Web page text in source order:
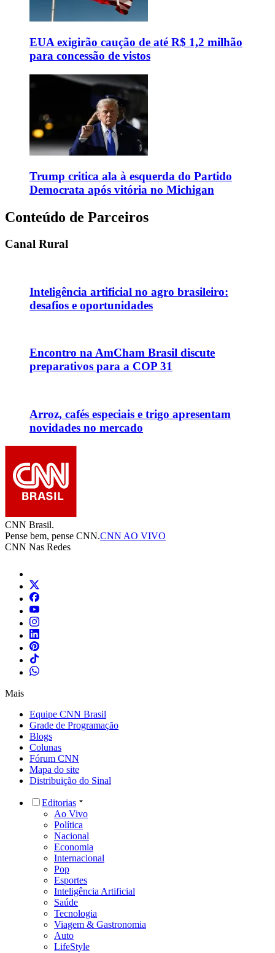
EUA exigirão caução de até R$ 1,2 milhão
para concessão de vistos
Trump critica ala à esquerda do Partido
Democrata após vitória no Michigan
Conteúdo de Parceiros
Canal Rural
Inteligência artificial no agro brasileiro:
desafios e oportunidades
Encontro na AmCham Brasil discute
preparativos para a COP 31
Arroz, cafés especiais e trigo apresentam
novidades no mercado
CNN Brasil.
Pense bem, pense CNN.CNN AO VIVO
CNN Nas Redes
Mais
Equipe CNN Brasil
Grade de Programação
Blogs
Colunas
Fórum CNN
Mapa do site
Distribuição do Sinal
Editorias
Ao Vivo
Política
Nacional
Economia
Internacional
Pop
Esportes
Inteligência Artificial
Saúde
Tecnologia
Viagem & Gastronomia
Auto
LifeStyle